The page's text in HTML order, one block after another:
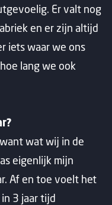
Er valt nog
en er zijn altijd
iets waar we ons
lang we ook
wat wij in de
eigenlijk mijn
Af en toe voelt het
3 jaar tijd